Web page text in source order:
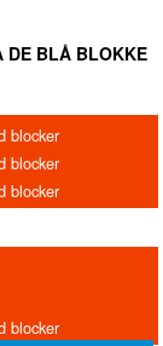
DE BLÅ BLOKKE